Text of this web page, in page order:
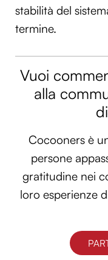
stabilità del
termine.
Vuoi
alla
Cocooners è
persone
gratitudine nei
loro esperienze